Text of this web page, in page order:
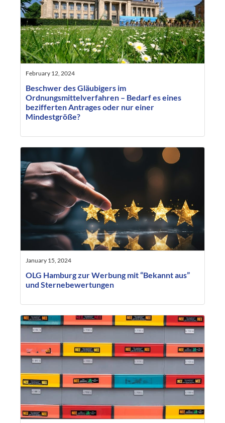
February 12, 2024
Beschwer des Gläubigers im
Ordnungsmittelverfahren – Bedarf es eines
bezifferten Antrages oder nur einer
Mindestgröße?
January 15, 2024
OLG Hamburg zur Werbung mit “Bekannt aus”
und Sternebewertungen